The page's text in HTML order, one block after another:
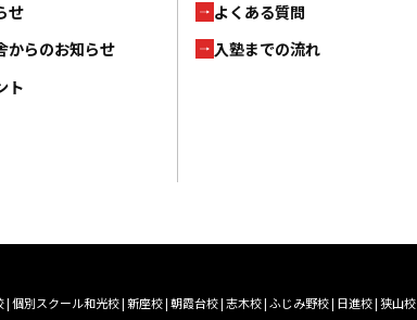
せ
からのお知らせ
ト
よくある質問
入塾までの流れ
|個別スクール和光校|新座校|朝霞台校|志木校|ふじみ野校| 日進校|狭山校